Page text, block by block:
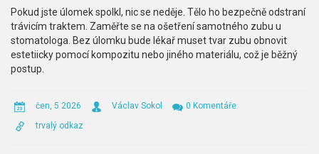
Pokud jste úlomek spolkl, nic se neděje. Tělo ho bezpečně odstraní
trávicím traktem. Zaměřte se na ošetření samotného zubu u
stomatologa. Bez úlomku bude lékař muset tvar zubu obnovit
estetiicky pomocí kompozitu nebo jiného materiálu, což je běžný
postup.
čen, 5 2026 Václav Sokol
0 Komentáře
trvalý odkaz